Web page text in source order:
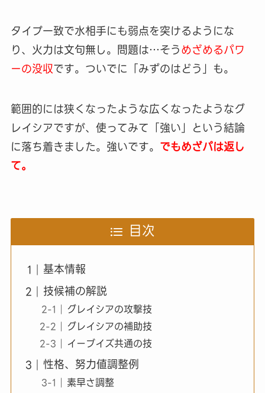
タイプ一致で水相手にも弱点を突けるようにな
り、火力は文句無し。問題は…そうめざめるパワ
ーの没収です。ついでに「みずのはどう」も。
範囲的には狭くなったような広くなったようなグ
レイシアですが、使ってみて「強い」という結論
に落ち着きました。強いです。 でもめざパは返し
て。
目次
基本情報
技候補の解説
グレイシアの攻撃技
グレイシアの補助技
イーブイズ共通の技
性格、努力値調整例
素早さ調整